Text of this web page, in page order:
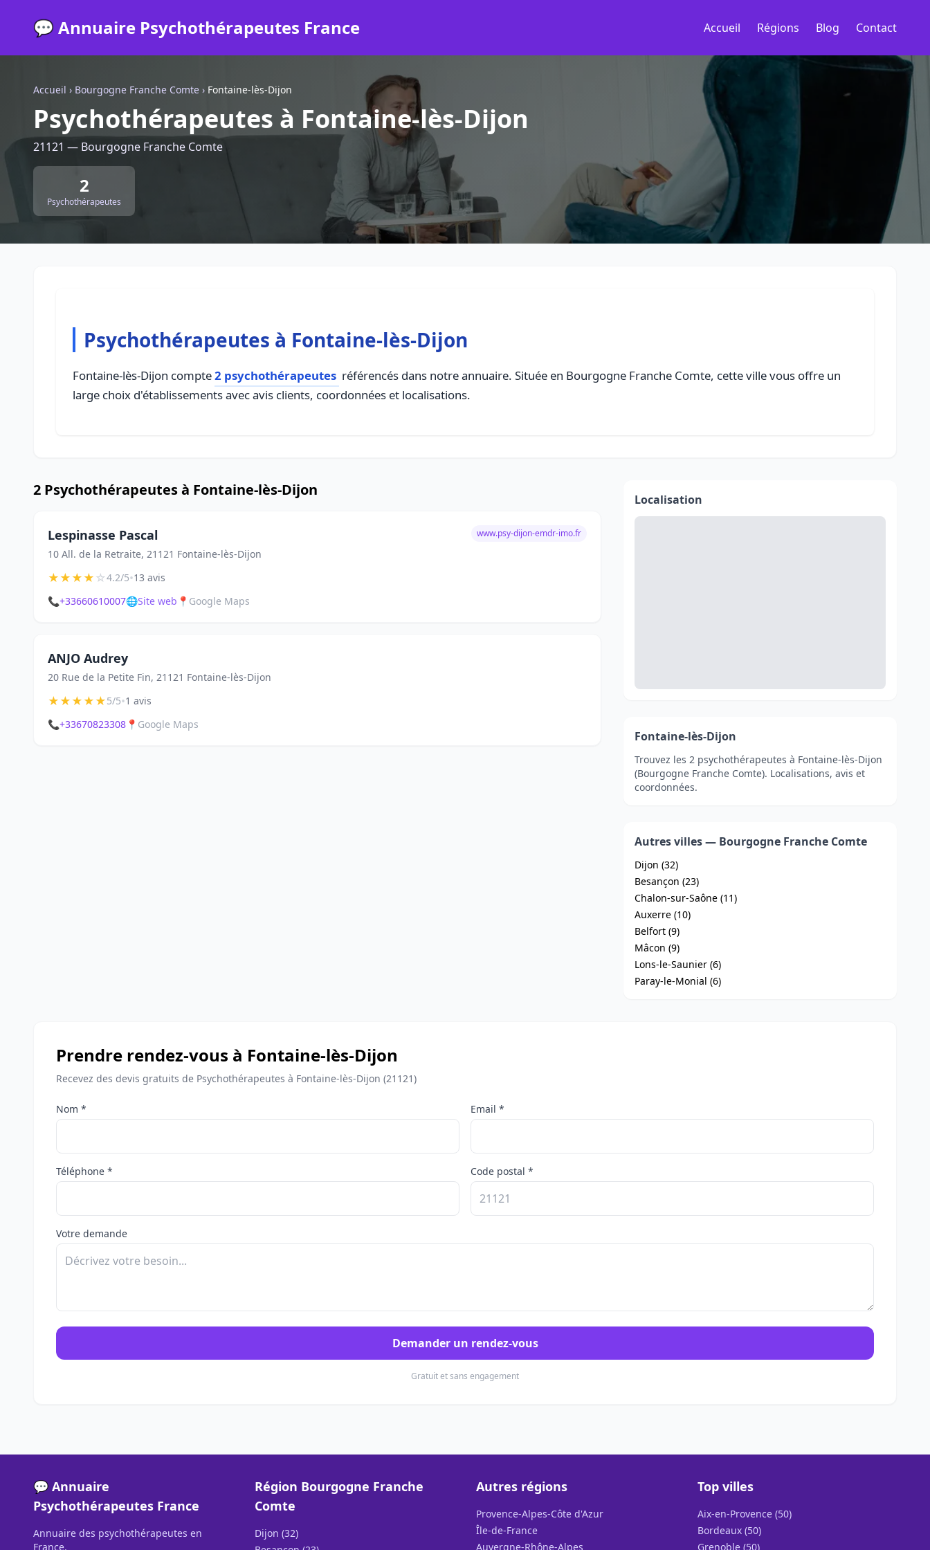
💬 Annuaire Psychothérapeutes France Accueil Régions Blog Contact
Accueil › Bourgogne Franche Comte › Fontaine-lès-Dijon
Psychothérapeutes à Fontaine-lès-Dijon
21121 — Bourgogne Franche Comte
2
Psychothérapeutes
Psychothérapeutes à Fontaine-lès-Dijon
Fontaine-lès-Dijon compte2 psychothérapeutes référencés dans notre annuaire. Située en Bourgogne Franche Comte, cette ville vous offre un
large choix d'établissements avec avis clients, coordonnées et localisations.
2 Psychothérapeutes à Fontaine-lès-Dijon
Lespinasse Pascal
10 All. de la Retraite, 21121 Fontaine-lès-Dijon
www.psy-dijon-emdr-imo.fr
★★★★☆4.2/5•13 avis
📞+33660610007🌐Site web 📍 Google Maps
ANJO Audrey
20 Rue de la Petite Fin, 21121 Fontaine-lès-Dijon
★★★★★5/5•1 avis
📞+33670823308 📍 Google Maps
Localisation
Fontaine-lès-Dijon
Trouvez les 2 psychothérapeutes à Fontaine-lès-Dijon
(Bourgogne Franche Comte). Localisations, avis et
coordonnées.
Autres villes — Bourgogne Franche Comte
Dijon (32)
Besançon (23)
Chalon-sur-Saône (11)
Auxerre (10)
Belfort (9)
Mâcon (9)
Lons-le-Saunier (6)
Paray-le-Monial (6)
Prendre rendez-vous à Fontaine-lès-Dijon
Recevez des devis gratuits de Psychothérapeutes à Fontaine-lès-Dijon (21121)
Nom * Email *
Téléphone * Code postal *
Votre demande
Demander un rendez-vous
Gratuit et sans engagement
💬 Annuaire
Psychothérapeutes France
Annuaire des psychothérapeutes en
France.
Région Bourgogne Franche
Comte
Dijon (32)
Autres régions
Provence-Alpes-Côte d'Azur
Île-de-France
Auvergne-Rhône-Alpes
Top villes
Aix-en-Provence (50)
Bordeaux (50)
Grenoble (50)